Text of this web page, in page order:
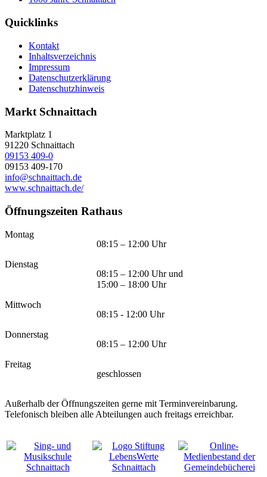
Quicklinks
Kontakt
Inhaltsverzeichnis
Impressum
Datenschutzerklärung
Datenschutzhinweis
Markt Schnaittach
Marktplatz 1
91220 Schnaittach
09153 409-0
09153 409-170
info@schnaittach.de
www.schnaittach.de/
Öffnungszeiten Rathaus
Montag
08:15 – 12:00 Uhr
Dienstag
08:15 – 12:00 Uhr und
15:00 – 18:00 Uhr
Mittwoch
08:15 - 12:00 Uhr
Donnerstag
08:15 – 12:00 Uhr
Freitag
geschlossen
Außerhalb der Öffnungszeiten gerne mit Terminvereinbarung.
Telefonisch bleiben alle Abteilungen auch freitags erreichbar.